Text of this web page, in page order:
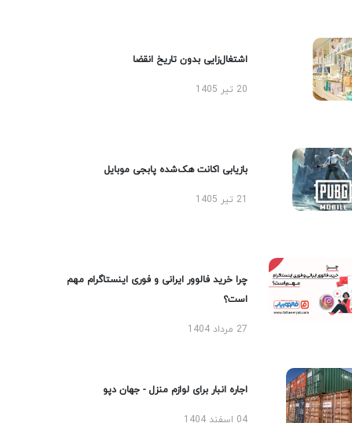
اشتغال‌زایی بدون تاریخ انقضا
20 تیر 1405
بازیابی اکانت هک‌شده پابجی موبایل
چرا خرید فالوور ایرانی و فوری اینستاگرام مهم
است؟
27 مرداد 1404
اجاره انبار برای لوازم منزل - جهان دپو
04 اسفند 1404